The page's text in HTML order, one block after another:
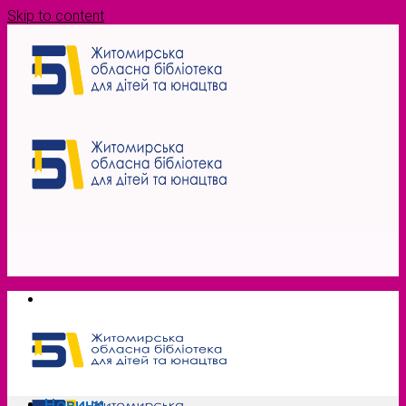
Skip to content